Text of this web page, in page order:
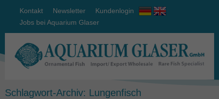
Kontakt Newsletter
Kundenlogin
Jobs bei Aquarium Glaser
Schlagwort-Archiv: Lungenfisch